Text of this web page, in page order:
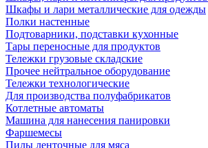
Шкафы и лари металлические для одежды
Полки настенные
Подтоварники, подставки кухонные
Тары переносные для продуктов
Тележки грузовые складские
Прочее нейтральное оборудование
Тележки технологические
Для производства полуфабрикатов
Котлетные автоматы
Машина для нанесения панировки
Фаршемесы
Пилы ленточные для мяса